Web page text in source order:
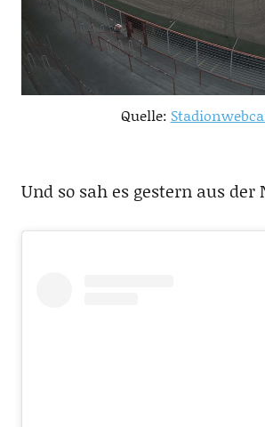
Quelle:
Und so sah es gestern aus der